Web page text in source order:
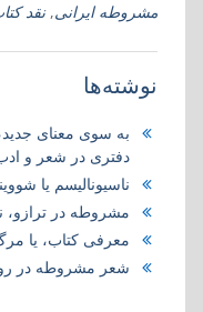
مشروطه ایرانی,نقد
نوشته‌ها
به سوی معنای
دفتری در شعر و
ناسیونالیسم یا
مشروطه در ترازو،
معرفی کتاب، یا
شعر مشروطه در